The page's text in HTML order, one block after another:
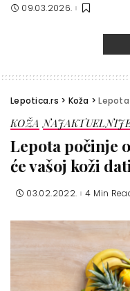
09.03.2026.
Lepotica.rs > Koža >Lepota
KOŽA
Lepota počinje
će vašoj koži
03.02.2022. 4 Min